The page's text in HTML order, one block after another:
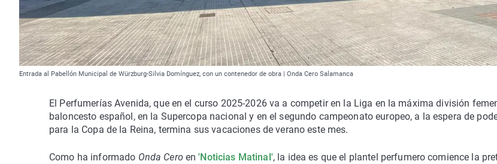
Entrada al Pabellón Municipal de Würzburg-Silvia Domínguez, con un contenedor de obra | Onda Cero Salamanca
El Perfumerías Avenida, que en el curso 2025-2026 va a competir en la Liga en la máxima división
baloncesto español, en la Supercopa nacional y en el segundo campeonato europeo, a la espera de
para la Copa de la Reina, termina sus vacaciones de verano este mes.
Como ha informado Onda Cero en'Noticias Matinal', la idea es que el plantel perfumero comience la